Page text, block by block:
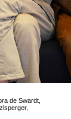
de Swardt,